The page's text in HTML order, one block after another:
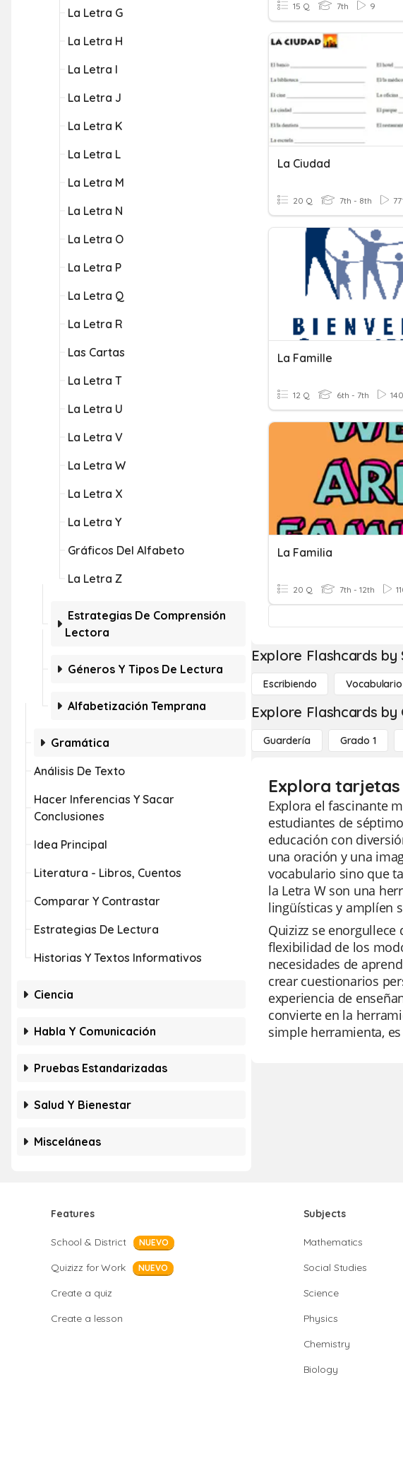
La Letra G
La Letra H
La Letra I
La Letra J
La Letra K
La Letra L
La Letra M
La Letra N
La Letra O
La Letra P
La Letra Q
La Letra R
Las Cartas
La Letra T
La Letra U
La Letra V
La Letra W
La Letra X
La Letra Y
Gráficos Del Alfabeto
La Letra Z
Estrategias De Comprensión
Lectora
Géneros Y Tipos De Lectura
Alfabetización Temprana
Gramática
Análisis De Texto
Hacer Inferencias Y Sacar
Conclusiones
Idea Principal
Literatura - Libros, Cuentos
Comparar Y Contrastar
Estrategias De Lectura
Historias Y Textos Informativos
Ciencia
Habla Y Comunicación
Pruebas Estandarizadas
Salud Y Bienestar
Misceláneas
15 Q 7th 9
La Ciudad
20 Q 7th - 8th
La Famille
12 Q 6th - 7th 140
La Familia
20 Q 7th - 12th
Explore Flashcards by
Escribiendo Vocabulario
Explore Flashcards by
Guardería Grado 1
Explora
Explora el fascinante
estudiantes de
educación con
una oración y una
vocabulario sino que
la Letra W son una
lingüísticas y amplíen
Quizizz se
flexibilidad de los
necesidades de
crear cuestionarios
experiencia de
convierte en la
simple herramienta,
Features
School & District NUEVO
Quizizz for Work NUEVO
Create a quiz
Create a lesson
Subjects
Mathematics
Social Studies
Science
Physics
Chemistry
Biology